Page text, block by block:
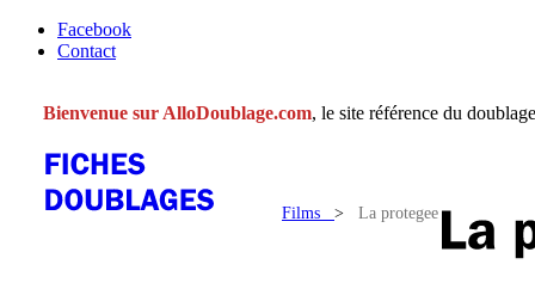
Facebook
Contact
Bienvenue sur AlloDoublage.com, le site référence du
Films > La protegee